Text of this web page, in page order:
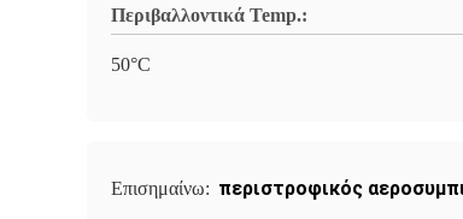
Περιβαλλοντικά Temp.:
50°C
Επισημαίνω: περιστροφικός